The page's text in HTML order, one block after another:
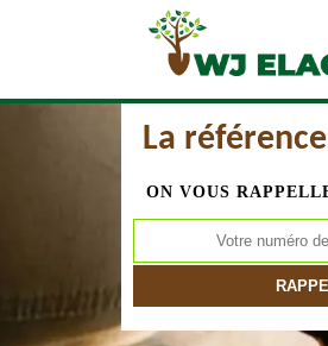
La
ON VOUS